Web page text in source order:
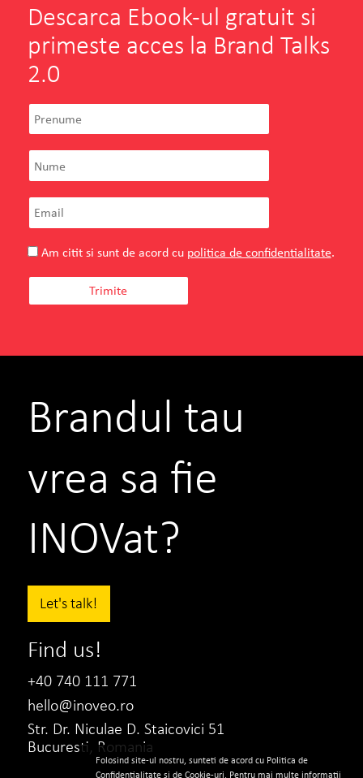
Descarca Ebook-ul gratuit si
primeste acces la Brand Talks
2.0
Am citit si sunt de acord cu politica de confidentialitate.
Brandul tau
vrea sa fie
INOVat?
Let's talk!
Find us!
+40 740 111 771
hello@inoveo.ro
Str. Dr. Niculae D. Staicovici 51
Bucuresti, Romania
Folosind site-ul nostru, sunteti de acord cu Politica de
Confidentialitatesi deCookie-uri. Pentru mai multe informatii